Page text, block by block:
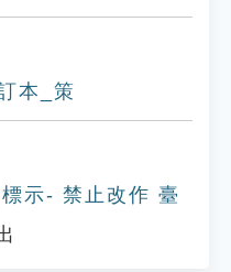
本_策
示- 禁止改作 臺